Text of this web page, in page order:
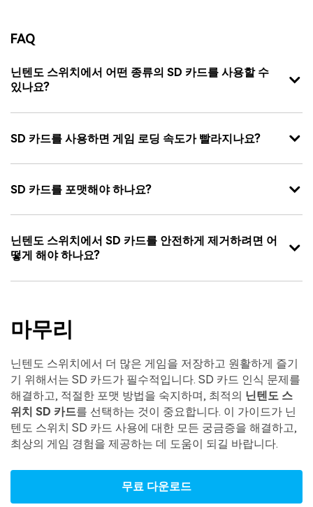
FAQ
닌텐도 스위치에서 어떤 종류의 SD 카드를 사용할 수
있나요?
SD 카드를 사용하면 게임 로딩 속도가 빨라지나요?
SD 카드를 포맷해야 하나요?
닌텐도 스위치에서 SD 카드를 안전하게 제거하려면 어
떻게 해야 하나요?
마무리
닌텐도 스위치에서 더 많은 게임을 저장하고 원활하게 즐기
기 위해서는 SD 카드가 필수적입니다. SD 카드 인식 문제를
해결하고, 적절한 포맷 방법을 숙지하며, 최적의 닌텐도 스
위치 SD 카드를 선택하는 것이 중요합니다. 이 가이드가 닌
텐도 스위치 SD 카드 사용에 대한 모든 궁금증을 해결하고,
최상의 게임 경험을 제공하는 데 도움이 되길 바랍니다.
무료 다운로드